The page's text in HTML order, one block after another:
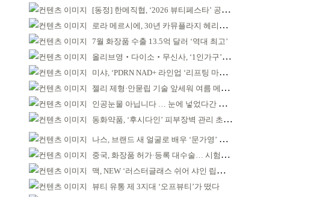
[동정] 한메직협, ‘2026 뷰티페스타’ 공동 주최
로라 메르시에, 30년 카뮤플라지 헤리티지 담아
7월 화장품 수출 13.5억 달러 ‘역대 최고’
올리브영‧다이소‧무신사, ‘1인가구’가 이끈다
미샤, ‘PDRN NAD+ 라인업 ‘리프팅 마스크’ 출시
젤리 제형·안묻립 기술 앞세워 여름 메이크업 시장 공략
인공눈물 아닙니다 … 눈에 넣었다간 각막 손상
동화약품, ‘후시다인’ 피부장벽 관리 초점 ‘리브랜딩’
나스, 브랜드 새 얼굴로 배우 ‘문가영’ 발탁
중국, 화장품 허가·등록 대수술… 시험자료 공용 허용
맥, NEW ‘러스터글래스 쉬어 샤인 립스틱’ 출시
뷰티 유통 제 3지대 ‘오프뷰티’가 떴다